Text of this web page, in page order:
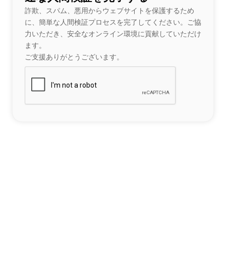
詐欺、スパム、悪用からウェブサイトを保護するため
に、簡単な人間検証プロセスを完了してください。ご協
力いただき、安全なオンライン環境に貢献していただけ
ます。
ご支援ありがとうございます。